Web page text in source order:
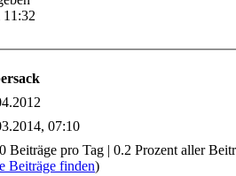
07:10
Beiträge pro Tag | 0.2 Prozent aller
Beiträge finden)